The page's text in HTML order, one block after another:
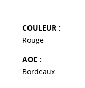
COULEUR :
Rouge
AOC :
Bordeaux